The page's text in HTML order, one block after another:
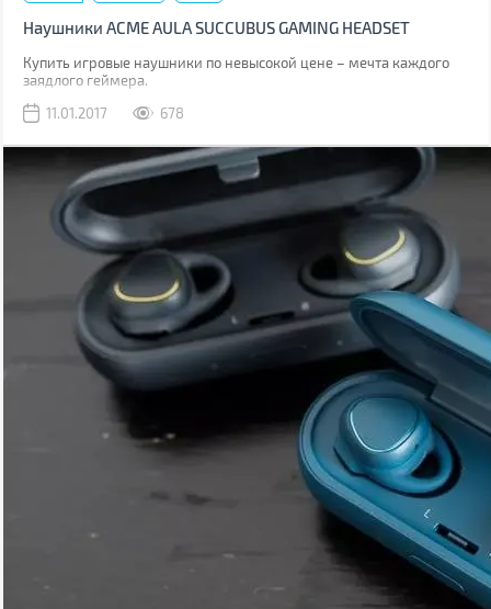
Наушники ACME AULA SUCCUBUS GAMING HEADSET
Купить игровые наушники по невысокой цене – мечта каждого
заядлого геймера.
11.01.2017
678